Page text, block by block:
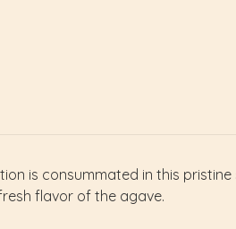
is consummated in this
flavor of the agave.